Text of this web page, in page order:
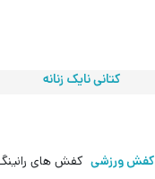
کتانی نایک زنانه
کفش ورزشی کفش های